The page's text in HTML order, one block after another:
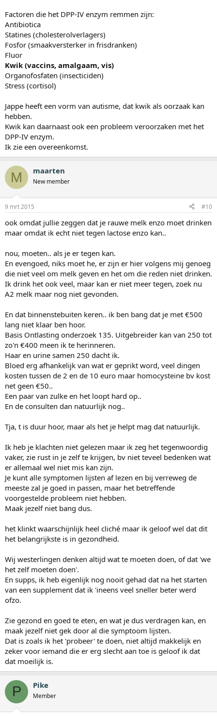
Factoren die het DPP-IV enzym remmen zijn:
Antibiotica
Statines (cholesterolverlagers)
Fosfor (smaakversterker in frisdranken)
Fluor
Kwik (vaccins, amalgaam, vis)
Organofosfaten (insecticiden)
Stress (cortisol)
Jappe heeft een vorm van autisme, dat kwik als oorzaak kan
hebben.
Kwik kan daarnaast ook een probleem veroorzaken met het
DPP-IV enzym.
Ik zie een overeenkomst.
M maarten
New member
9 mrt 2015 #10
ook omdat jullie zeggen dat je rauwe melk enzo moet drinken
maar omdat ik echt niet tegen lactose enzo kan..
nou, moeten.. als je er tegen kan.
En evengoed, niks moet he, er zijn er hier volgens mij genoeg
die niet veel om melk geven en het om die reden niet drinken.
Ik drink het ook veel, maar kan er niet meer tegen, zoek nu
A2 melk maar nog niet gevonden.
En dat binnenstebuiten keren.. ik ben bang dat je met €500
lang niet klaar ben hoor.
Basis Ontlasting onderzoek 135. Uitgebreider kan van 250 tot
zo'n €400 meen ik te herinneren.
Haar en urine samen 250 dacht ik.
Bloed erg afhankelijk van wat er geprikt word, veel dingen
kosten tussen de 2 en de 10 euro maar homocysteine bv kost
net geen €50..
Een paar van zulke en het loopt hard op..
En de consulten dan natuurlijk nog..
Tja, t is duur hoor, maar als het je helpt mag dat natuurlijk.
Ik heb je klachten niet gelezen maar ik zeg het tegenwoordig
vaker, zie rust in je zelf te krijgen, bv niet teveel bedenken wat
er allemaal wel niet mis kan zijn.
Je kunt alle symptomen lijsten af lezen en bij verreweg de
meeste zal je goed in passen, maar het betreffende
voorgestelde probleem niet hebben.
Maak jezelf niet bang dus.
het klinkt waarschijnlijk heel cliché maar ik geloof wel dat dit
het belangrijkste is in gezondheid.
Wij westerlingen denken altijd wat te moeten doen, of dat 'we
het zelf moeten doen'.
En supps, ik heb eigenlijk nog nooit gehad dat na het starten
van een supplement dat ik 'ineens veel sneller beter werd
ofzo.
Zie gezond en goed te eten, en wat je dus verdragen kan, en
maak jezelf niet gek door al die symptoom lijsten.
Dat is zoals ik het 'probeer' te doen, niet altijd makkelijk en
zeker voor iemand die er erg slecht aan toe is geloof ik dat
dat moeilijk is.
P Pike
Member